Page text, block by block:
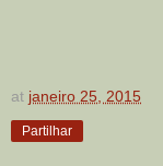
at janeiro 25, 2015
Partilhar